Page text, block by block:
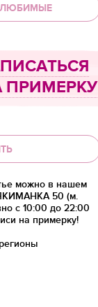
ЛЮБИМЫЕ
ПРИМЕРКУ
можно в нашем
50 (м.
с 10:00 до 22:00
на примерку!